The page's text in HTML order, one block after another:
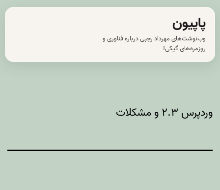
پرش
محتوا
پاپیون
وب‌نوشت‌های مهرداد رجبی درباره فناوری و
روزمره‌های گیکی!
وردپرس ۲.۳ و مشکلات